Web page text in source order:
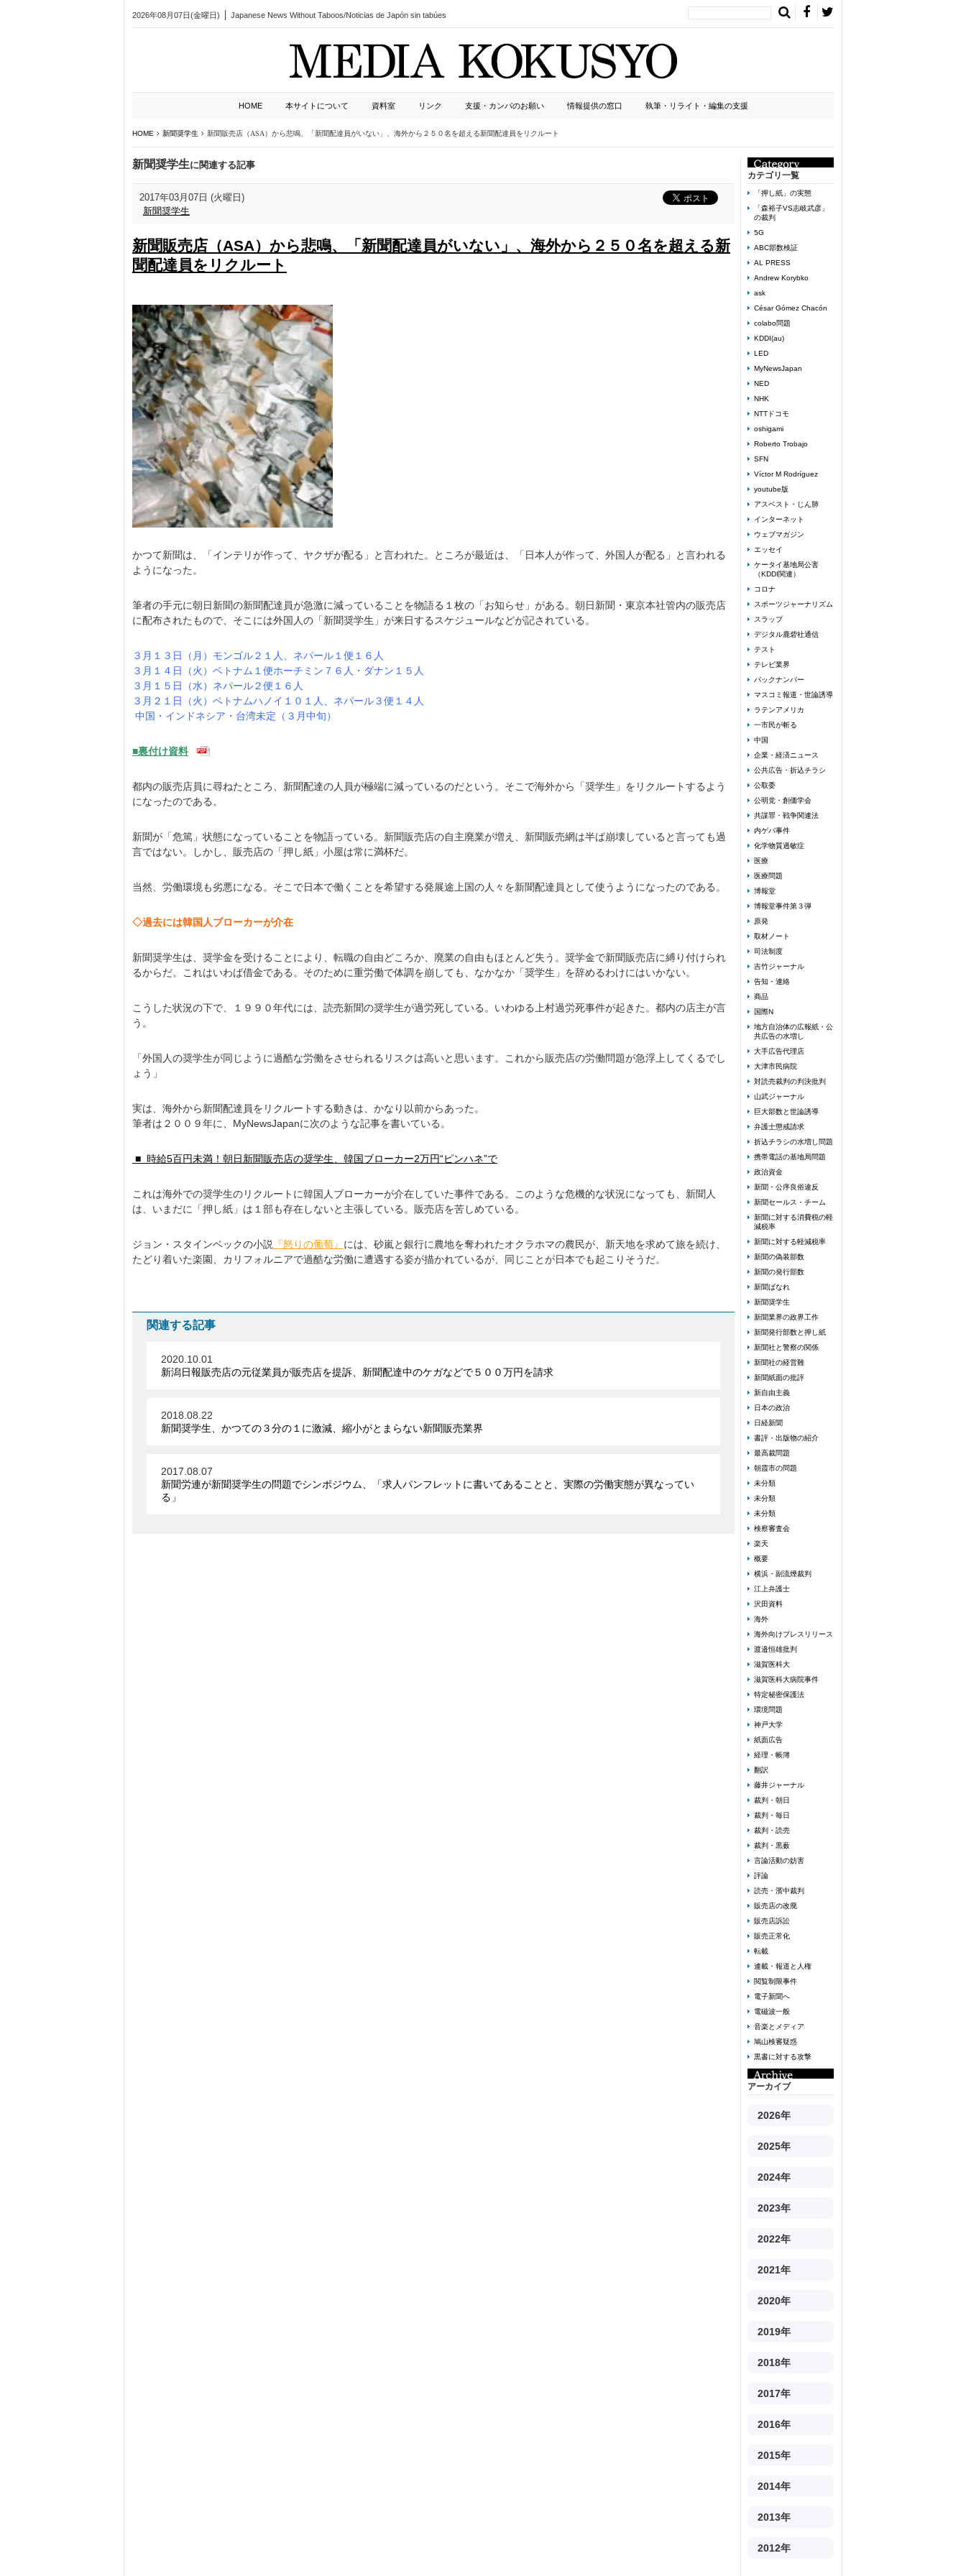
2026年08月07日(金曜日) Japanese News Without Taboos/Noticias de Japón sin tabúes
HOME 本サイトについて 資料室 リンク 支援・カンパのお願い 情報提供の窓口 執筆・リライト・編集の支援
HOME 新聞奨学生 新聞販売店（ASA）から悲鳴、「新聞配達員がいない」、海外から２５０名を超える新聞配達員をリクルート
新聞奨学生に関連する記事
2017年03月07日 (火曜日)
新聞奨学生
新聞販売店（ASA）から悲鳴、「新聞配達員がいない」、海外から２５０名を超える新
聞配達員をリクルート
かつて新聞は、「インテリが作って、ヤクザが配る」と言われた。ところが最近は、「日本人が作って、外国人が配る」と言われる
ようになった。
筆者の手元に朝日新聞の新聞配達員が急激に減っていることを物語る１枚の「お知らせ」がある。朝日新聞・東京本社管内の販売店
に配布されたもので、そこには外国人の「新聞奨学生」が来日するスケジュールなどが記されている。
３月１３日（月）モンゴル２１人、ネパール１便１６人
３月１４日（火）ベトナム１便ホーチミン７６人・ダナン１５人
３月１５日（水）ネパール２便１６人
３月２１日（火）ベトナムハノイ１０１人、ネパール３便１４人
中国・インドネシア・台湾未定（３月中旬）
■裏付け資料
都内の販売店員に尋ねたところ、新聞配達の人員が極端に減っているのだという。そこで海外から「奨学生」をリクルートするよう
になったのである。
新聞が「危篤」状態になっていることを物語っている。新聞販売店の自主廃業が増え、新聞販売網は半ば崩壊していると言っても過
言ではない。しかし、販売店の「押し紙」小屋は常に満杯だ。
当然、労働環境も劣悪になる。そこで日本で働くことを希望する発展途上国の人々を新聞配達員として使うようになったのである。
◇過去には韓国人ブローカーが介在
新聞奨学生は、奨学金を受けることにより、転職の自由どころか、廃業の自由もほとんど失う。奨学金で新聞販売店に縛り付けられ
るからだ。これはいわば借金である。そのために重労働で体調を崩しても、なかなか「奨学生」を辞めるわけにはいかない。
こうした状況の下で、１９９０年代には、読売新聞の奨学生が過労死している。いわゆる上村過労死事件が起きた。都内の店主が言
う。
「外国人の奨学生が同じように過酷な労働をさせられるリスクは高いと思います。これから販売店の労働問題が急浮上してくるでし
ょう」
実は、海外から新聞配達員をリクルートする動きは、かなり以前からあった。
筆者は２００９年に、MyNewsJapanに次のような記事を書いている。
■ 時給5百円未満！朝日新聞販売店の奨学生、韓国ブローカー2万円“ピンハネ”で
これは海外での奨学生のリクルートに韓国人ブローカーが介在していた事件である。このような危機的な状況になっても、新聞人
は、いまだに「押し紙」は１部も存在しないと主張している。販売店を苦しめている。
ジョン・スタインベックの小説 『怒りの葡萄』 には、砂嵐と銀行に農地を奪われたオクラホマの農民が、新天地を求めて旅を続け、
たどり着いた楽園、カリフォルニアで過酷な労働に遭遇する姿が描かれているが、同じことが日本でも起こりそうだ。
関連する記事
2020.10.01
新潟日報販売店の元従業員が販売店を提訴、新聞配達中のケガなどで５００万円を請求
2018.08.22
新聞奨学生、かつての３分の１に激減、縮小がとまらない新聞販売業界
2017.08.07
新聞労連が新聞奨学生の問題でシンポジウム、「求人パンフレットに書いてあることと、実際の労働実態が異なってい
る」
カテゴリ一覧
「押し紙」の実態
「森裕子VS志岐武彦」
の裁判
5G
ABC部数検証
AL PRESS
Andrew Korybko
ask
César Gómez Chacón
colabo問題
KDDI(au)
LED
MyNewsJapan
NED
NHK
NTTドコモ
oshigami
Roberto Trobajo
SFN
Víctor M Rodríguez
youtube版
アスベスト・じん肺
インターネット
ウェブマガジン
エッセイ
ケータイ基地局公害
（KDDI関連）
コロナ
スポーツジャーナリズム
スラップ
デジタル鹿砦社通信
テスト
テレビ業界
バックナンバー
マスコミ報道・世論誘導
ラテンアメリカ
一市民が斬る
中国
企業・経済ニュース
公共広告・折込チラシ
公取委
公明党・創価学会
共謀罪・戦争関連法
内ゲバ事件
化学物質過敏症
医療
医療問題
博報堂
博報堂事件第３弾
原発
取材ノート
司法制度
吉竹ジャーナル
告知・連絡
商品
国際N
地方自治体の広報紙・公
共広告の水増し
大手広告代理店
大津市民病院
対読売裁判の判決批判
山武ジャーナル
巨大部数と世論誘導
弁護士懲戒請求
折込チラシの水増し問題
携帯電話の基地局問題
政治資金
新聞・公序良俗違反
新聞セールス・チーム
新聞に対する消費税の軽
減税率
新聞に対する軽減税率
新聞の偽装部数
新聞の発行部数
新聞ばなれ
新聞奨学生
新聞業界の政界工作
新聞発行部数と押し紙
新聞社と警察の関係
新聞社の経営難
新聞紙面の批評
新自由主義
日本の政治
日経新聞
書評・出版物の紹介
最高裁問題
朝霞市の問題
未分類
未分類
未分類
検察審査会
楽天
概要
横浜・副流煙裁判
江上弁護士
沢田資料
海外
海外向けプレスリリース
渡邉恒雄批判
滋賀医科大
滋賀医科大病院事件
特定秘密保護法
環境問題
神戸大学
紙面広告
経理・帳簿
翻訳
藤井ジャーナル
裁判・朝日
裁判・毎日
裁判・読売
裁判・黒薮
言論活動の妨害
評論
読売・濱中裁判
販売店の改廃
販売店訴訟
販売正常化
転載
連載・報道と人権
閲覧制限事件
電子新聞へ
電磁波一般
音楽とメディア
鳩山検審疑惑
黒書に対する攻撃
アーカイブ
2026年
2025年
2024年
2023年
2022年
2021年
2020年
2019年
2018年
2017年
2016年
2015年
2014年
2013年
2012年